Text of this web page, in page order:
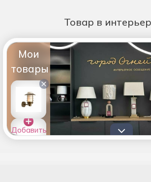
Товар в
Мои
товары
×
Добавить
товары в